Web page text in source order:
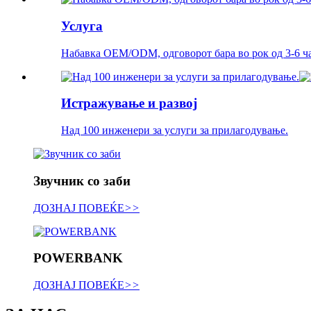
Услуга
Набавка OEM/ODM, одговорот бара во рок од 3-6
Истражување и развој
Над 100 инженери за услуги за прилагодување.
Звучник со заби
ДОЗНАЈ ПОВЕЌЕ>>
POWERBANK
ДОЗНАЈ ПОВЕЌЕ>>